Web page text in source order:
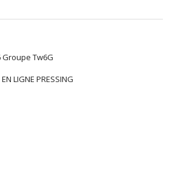
Tw6G
LIGNE PRESSING